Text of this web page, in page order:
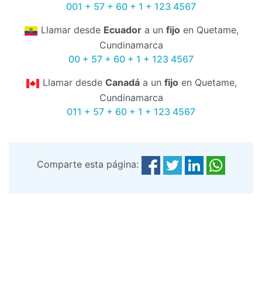
001 + 57 + 60 + 1 + 123 4567
Llamar desde Ecuadora un fijoen Quetame,
Cundinamarca
00 + 57 + 60 + 1 + 123 4567
Llamar desde Canadáa un fijoen Quetame,
Cundinamarca
011 + 57 + 60 + 1 + 123 4567
Comparte esta página: